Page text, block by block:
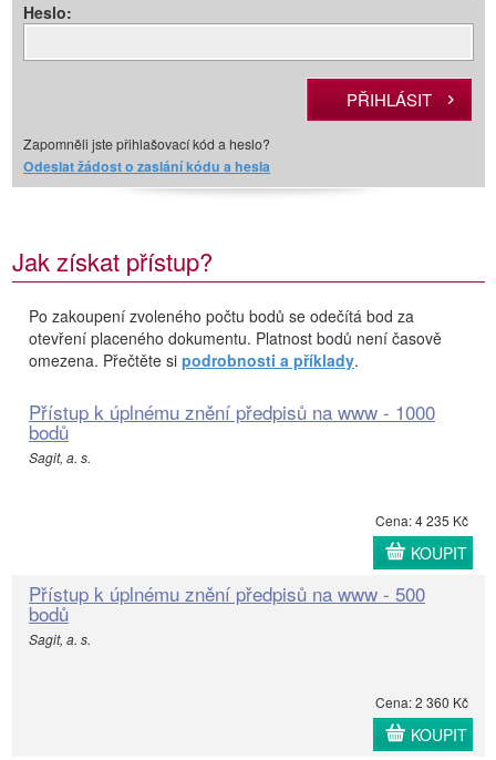
Heslo:
Zapomněli jste přihlašovací kód a heslo?
Odeslat žádost o zaslání kódu a hesla
Jak získat přístup?
Po zakoupení zvoleného počtu bodů se odečítá bod za
otevření placeného dokumentu. Platnost bodů není časově
omezena. Přečtěte si podrobnosti a příklady.
Přístup k úplnému znění předpisů na www - 1000
bodů
Sagit, a. s.
Cena: 4 235 Kč
KOUPIT
Přístup k úplnému znění předpisů na www - 500
bodů
Sagit, a. s.
Cena: 2 360 Kč
KOUPIT